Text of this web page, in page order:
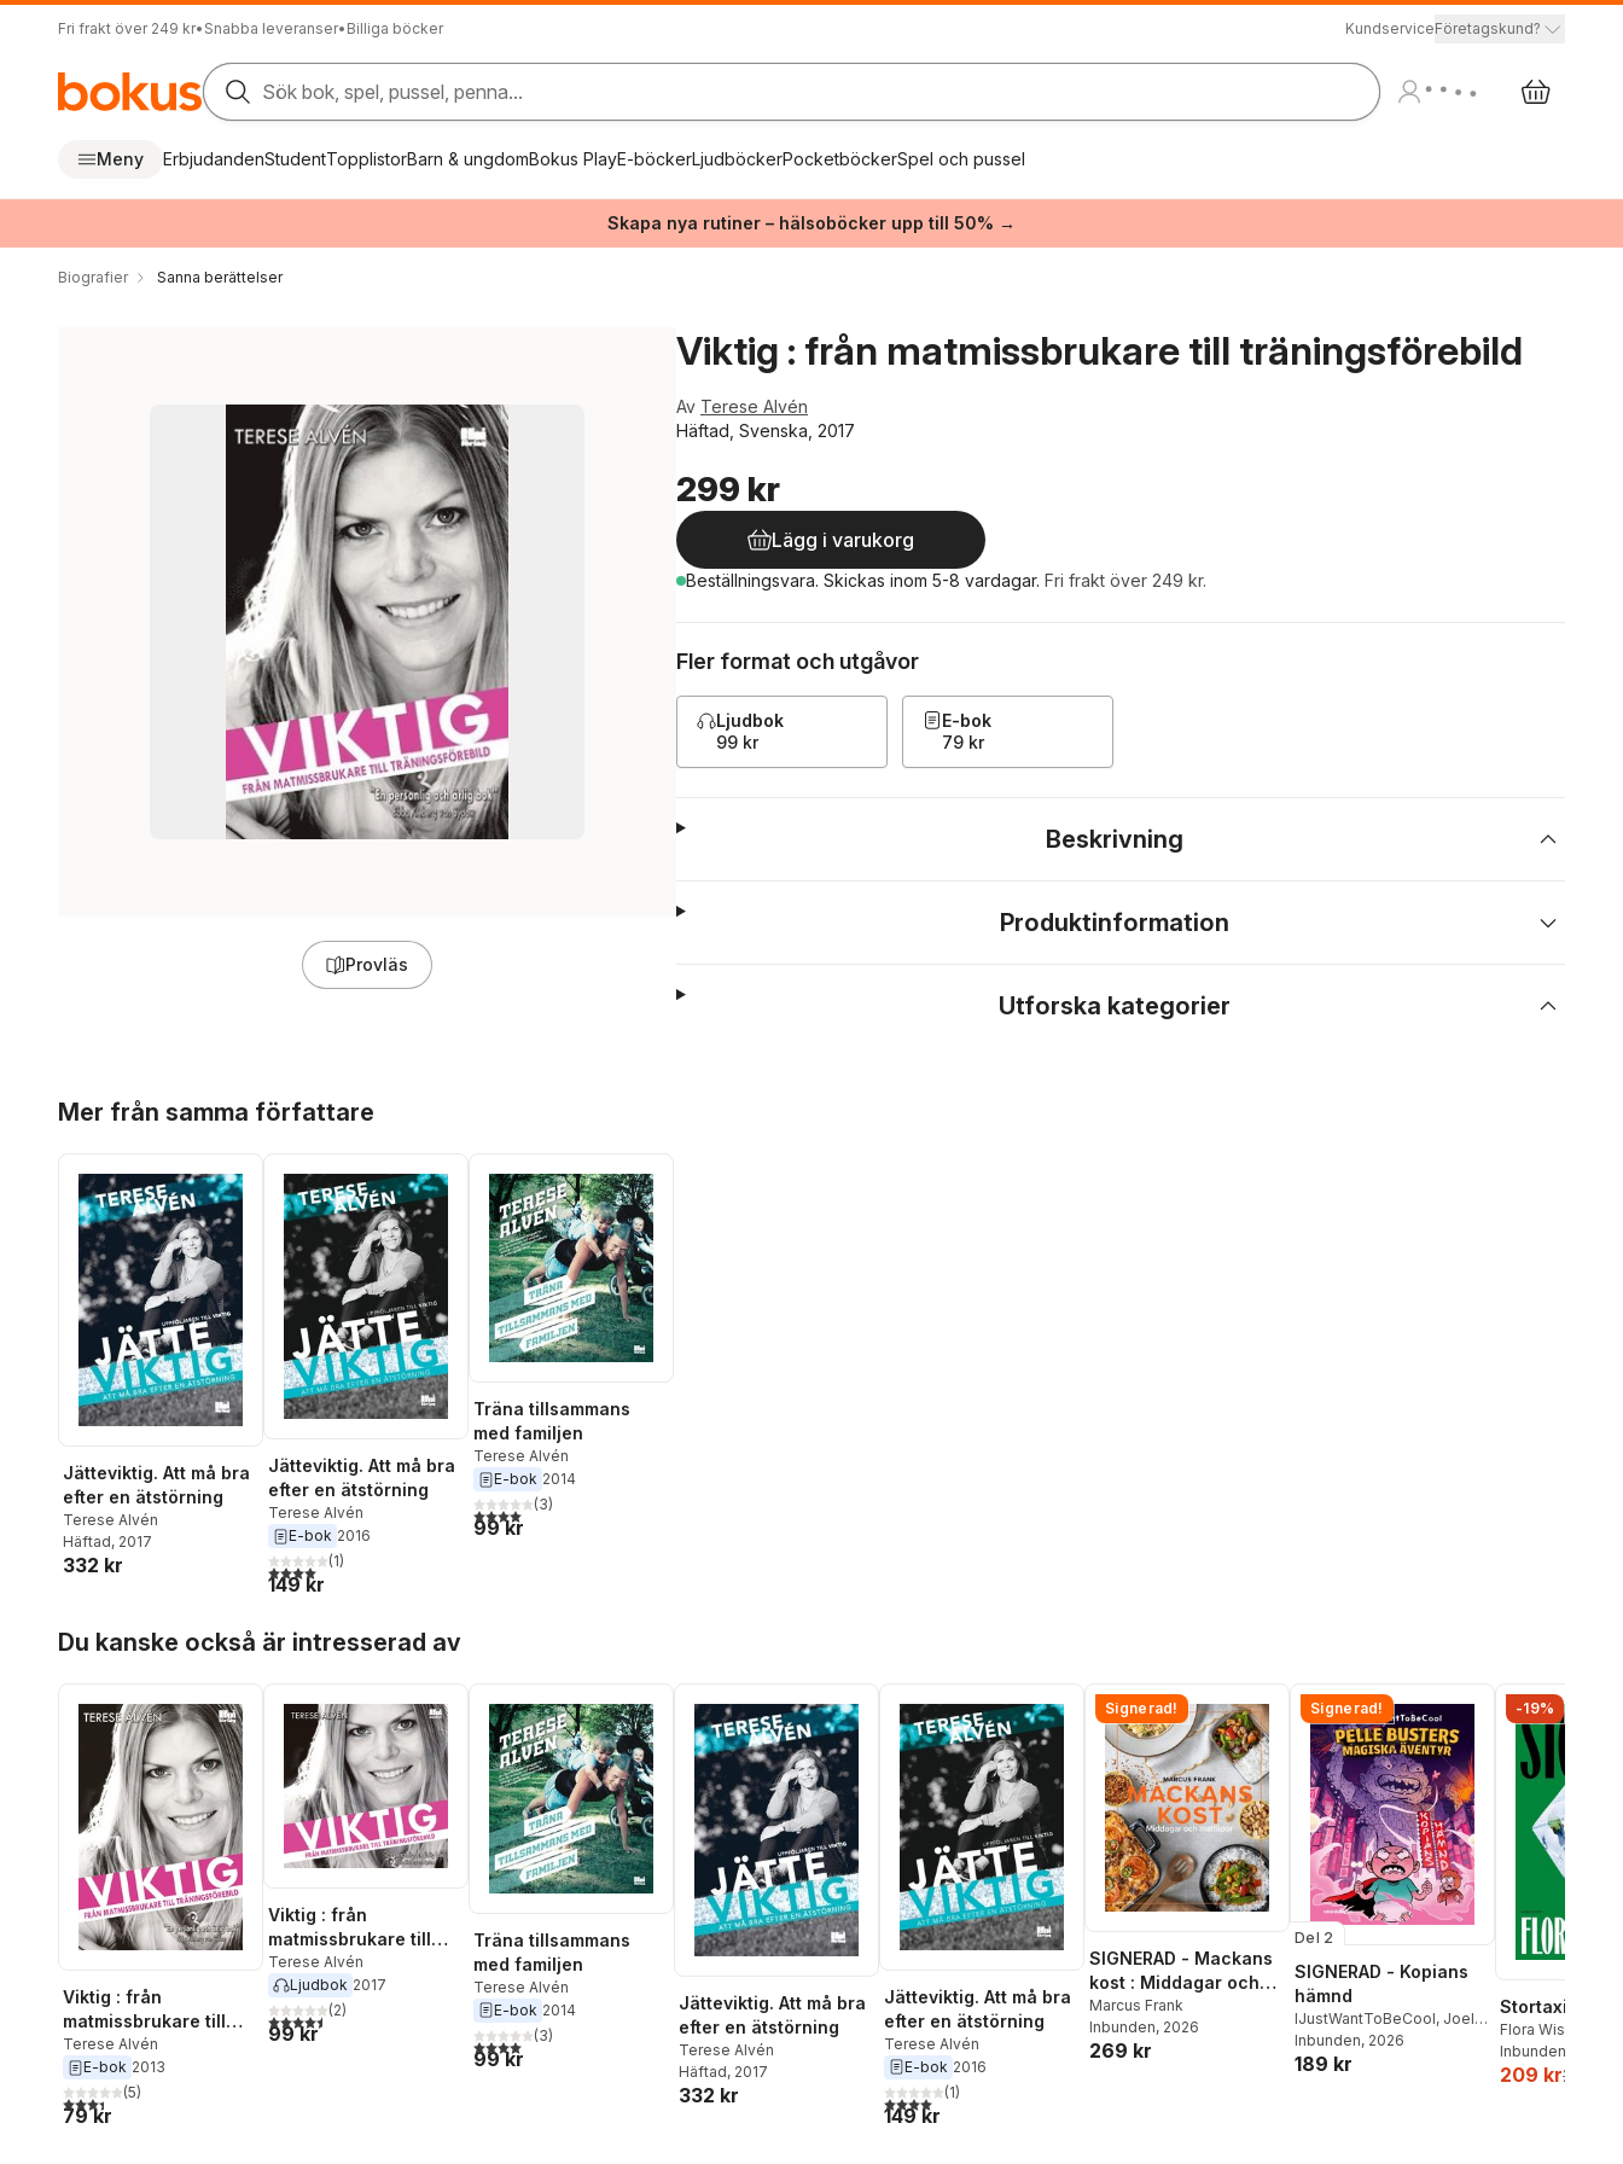
Fri frakt över 249 kr• Snabba leveranser• Billiga böcker KundserviceFöretagskund?
Sök bok, spel, pussel, penna...
Meny ErbjudandenStudentTopplistorBarn & ungdomBokus PlayE-böckerLjudböckerPocketböckerSpel och pussel
Skapa nya rutiner – hälsoböcker upp till 50% →
Biografier Sanna berättelser
Provläs
Viktig : från matmissbrukare till träningsförebild
Av Terese Alvén
Häftad, Svenska, 2017
299 kr
Lägg i varukorg
Beställningsvara. Skickas inom 5-8 vardagar. Fri frakt över 249 kr.
Fler format och utgåvor
Ljudbok
99 kr
E-bok
79 kr
Beskrivning
Produktinformation
Utforska kategorier
Mer från samma författare
Jätteviktig. Att må bra
efter en ätstörning
Terese Alvén
Häftad, 2017
332 kr
Jätteviktig. Att må bra
efter en ätstörning
Terese Alvén
E-bok 2016
4,0utav 5 stjärnor. Totalt antal röster:
(1)
149 kr
Träna tillsammans
med familjen
Terese Alvén
E-bok 2014
4,0utav 5 stjärnor. Totalt antal röster:
(3)
99 kr
Du kanske också är intresserad av
Viktig : från
matmissbrukare till
träningsförebild
Terese Alvén
E-bok 2013
3,4utav 5 stjärnor. Totalt antal röster:
(5)
79 kr
Viktig : från
matmissbrukare till
träningsförebild
Terese Alvén
Ljudbok 2017
4,5utav 5 stjärnor. Totalt antal röster:
(2)
99 kr
Träna tillsammans
med familjen
Terese Alvén
E-bok 2014
4,0utav 5 stjärnor. Totalt antal röster:
(3)
99 kr
Jätteviktig. Att må bra
efter en ätstörning
Terese Alvén
Häftad, 2017
332 kr
Jätteviktig. Att må bra
efter en ätstörning
Terese Alvén
E-bok 2016
4,0utav 5 stjärnor. Totalt antal röster:
(1)
149 kr
Signerad!
SIGNERAD - Mackans
kost : Middagar och
matlådor
Marcus Frank
Inbunden, 2026
269 kr
Signerad!
Del 2
SIGNERAD - Kopians
hämnd
IJustWantToBeCool, Joel
Adolphson,Emil Ejdemo
Beer ,Victor Beer
Inbunden, 2026
189 kr
-19%
Stortaxi
Flora Wiström
Inbunden
209 kr259 kr